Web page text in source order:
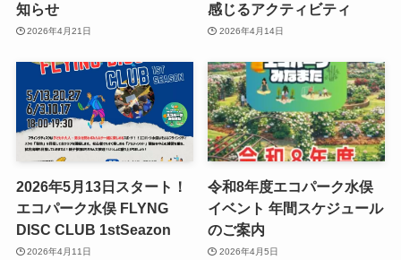
知らせ
2026年4月21日
感じるアクティビティ
2026年4月14日
2026年5月13日スタート！
エコパーク水俣 FLYNG
DISC CLUB 1stSeazon
2026年4月11日
令和8年度エコパーク水俣
イベント 年間スケジュール
のご案内
2026年4月5日